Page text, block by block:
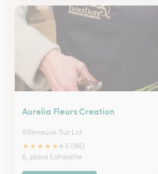
Aurelia Fleurs Creation
Villeneuve Sur Lot
★★★★★4.5 (86)
6, place Lafayette